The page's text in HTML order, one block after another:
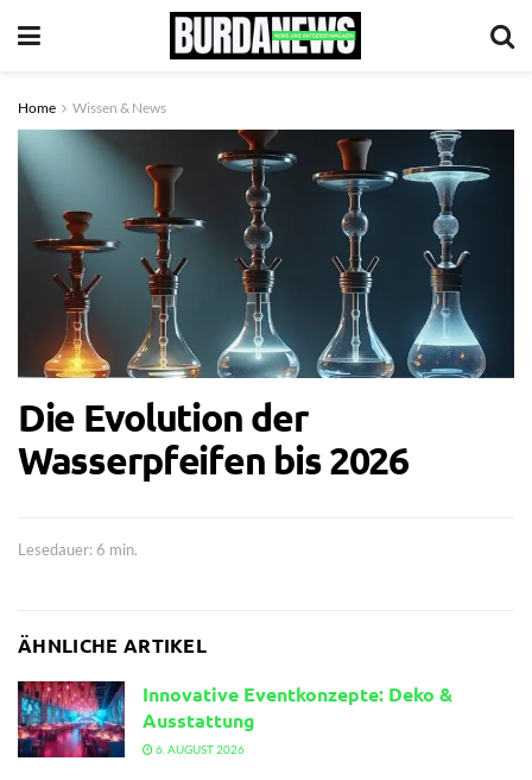
Home Wissen & News
Die Evolution der
Wasserpfeifen bis 2026
Lesedauer: 6 min.
ÄHNLICHE ARTIKEL
Innovative Eventkonzepte: Deko &
Ausstattung
6. AUGUST 2026